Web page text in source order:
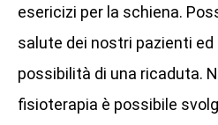
esericizi per la schiena.
salute dei nostri pazienti ed
possibilità di una ricaduta.
fisioterapia è possibile